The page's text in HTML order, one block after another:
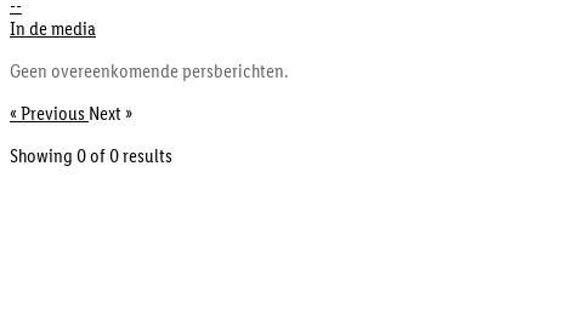
--
In de media
Geen overeenkomende persberichten.
« Previous Next »
Showing 0 of0results